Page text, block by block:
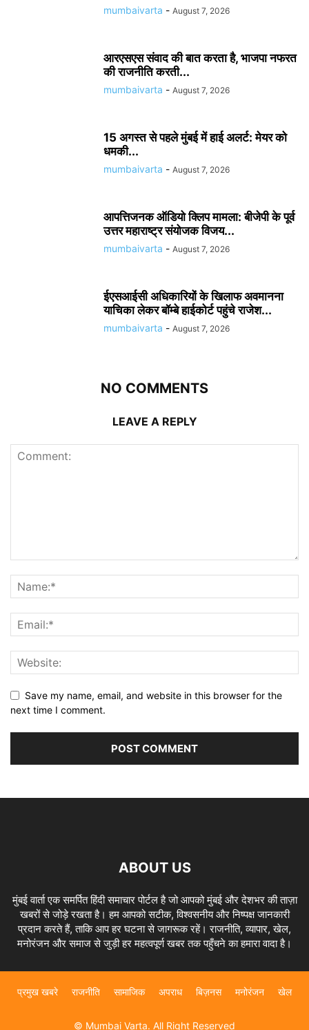
mumbaivarta - August 7, 2026
आरएसएस संवाद की बात करता है, भाजपा नफरत
की राजनीति करती...
mumbaivarta - August 7, 2026
15 अगस्त से पहले मुंबई में हाई अलर्ट: मेयर को
धमकी...
mumbaivarta - August 7, 2026
आपत्तिजनक ऑडियो क्लिप मामला: बीजेपी के पूर्व
उत्तर महाराष्ट्र संयोजक विजय...
mumbaivarta - August 7, 2026
ईएसआईसी अधिकारियों के खिलाफ अवमानना
याचिका लेकर बॉम्बे हाईकोर्ट पहुंचे राजेश...
mumbaivarta - August 7, 2026
NO COMMENTS
LEAVE A REPLY
Save my name, email, and website in this browser for the
next time I comment.
ABOUT US
मुंबई वार्ता एक समर्पित हिंदी समाचार पोर्टल है जो आपको मुंबई और देशभर की ताज़ा
खबरों से जोड़े रखता है। हम आपको सटीक, विश्वसनीय और निष्पक्ष जानकारी
प्रदान करते हैं, ताकि आप हर घटना से जागरूक रहें। राजनीति, व्यापार, खेल,
मनोरंजन और समाज से जुड़ी हर महत्वपूर्ण खबर तक पहुँचने का हमारा वादा है।
प्रमुख खबरे राजनीति सामाजिक अपराध बिज़नस मनोरंजन खेल
© Mumbai Varta. All Right Reserved